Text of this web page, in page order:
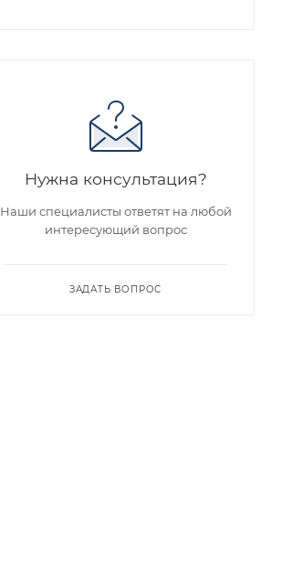
Нужна консультация?
Наши специалисты ответят на любой
интересующий вопрос
ЗАДАТЬ ВОПРОС